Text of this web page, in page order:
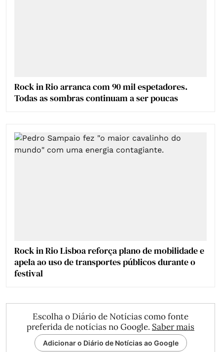
Rock in Rio arranca com 90 mil espetadores.
Todas as sombras continuam a ser poucas
Rock in Rio Lisboa reforça plano de mobilidade e
apela ao uso de transportes públicos durante o
festival
Escolha o Diário de Notícias como fonte
preferida de notícias no Google. Saber mais
Adicionar o Diário de Notícias ao Google